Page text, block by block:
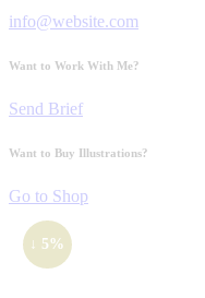
info@website.com
Want to Work With Me?
Send Brief
Want to Buy Illustrations?
Go to Shop
↓ 5%